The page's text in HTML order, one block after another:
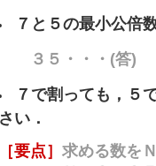
７と５の最小公倍
３５・・・(答)
７で割っても，５
さい．
［要点］ 求める数を